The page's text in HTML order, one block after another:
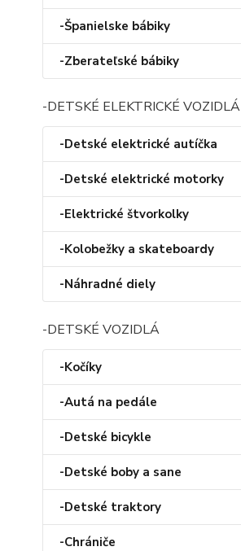
-Španielske bábiky
-Zberateľské bábiky
-DETSKÉ ELEKTRICKÉ VOZIDLÁ
-Detské elektrické autíčka
-Detské elektrické motorky
-Elektrické štvorkolky
-Kolobežky a skateboardy
-Náhradné diely
-DETSKÉ VOZIDLÁ
-Kočíky
-Autá na pedále
-Detské bicykle
-Detské boby a sane
-Detské traktory
-Chrániče